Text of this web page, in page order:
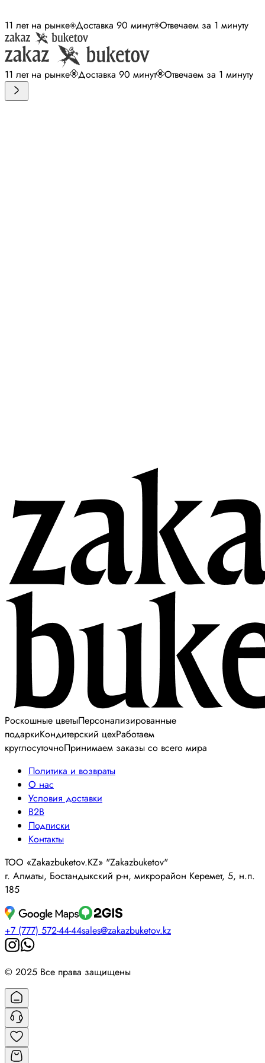
11 лет на рынке Доставка 90 минут Отвечаем за 1 минуту
11 лет на рынке Доставка 90 минут Отвечаем за 1 минуту
Роскошные цветыПерсонализированные
подаркиКондитерский цехРаботаем
круглосуточноПринимаем заказы со всего мира
Политика и возвраты
О нас
Условия доставки
B2B
Подписки
Контакты
ТОО «Zakazbuketov.KZ» "Zakazbuketov"
г. Алматы, Бостандыкский р-н, микрорайон Керемет, 5, н.п.
185
+7 (777) 572-44-44sales@zakazbuketov.kz
© 2025 Все права защищены